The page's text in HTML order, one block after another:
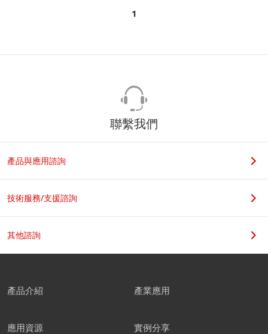
1
聯繫我們
產品與應用諮詢
技術服務/支援諮詢
其他諮詢
產品介紹 產業應用
應用資源 實例分享